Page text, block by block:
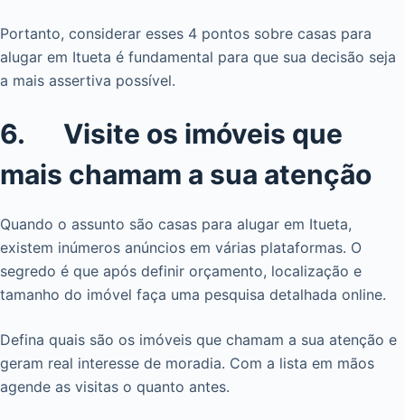
Portanto, considerar esses 4 pontos sobre casas para
alugar em Itueta é fundamental para que sua decisão seja
a mais assertiva possível.
6. Visite os imóveis que
mais chamam a sua atenção
Quando o assunto são casas para alugar em Itueta,
existem inúmeros anúncios em várias plataformas. O
segredo é que após definir orçamento, localização e
tamanho do imóvel faça uma pesquisa detalhada online.
Defina quais são os imóveis que chamam a sua atenção e
geram real interesse de moradia. Com a lista em mãos
agende as visitas o quanto antes.